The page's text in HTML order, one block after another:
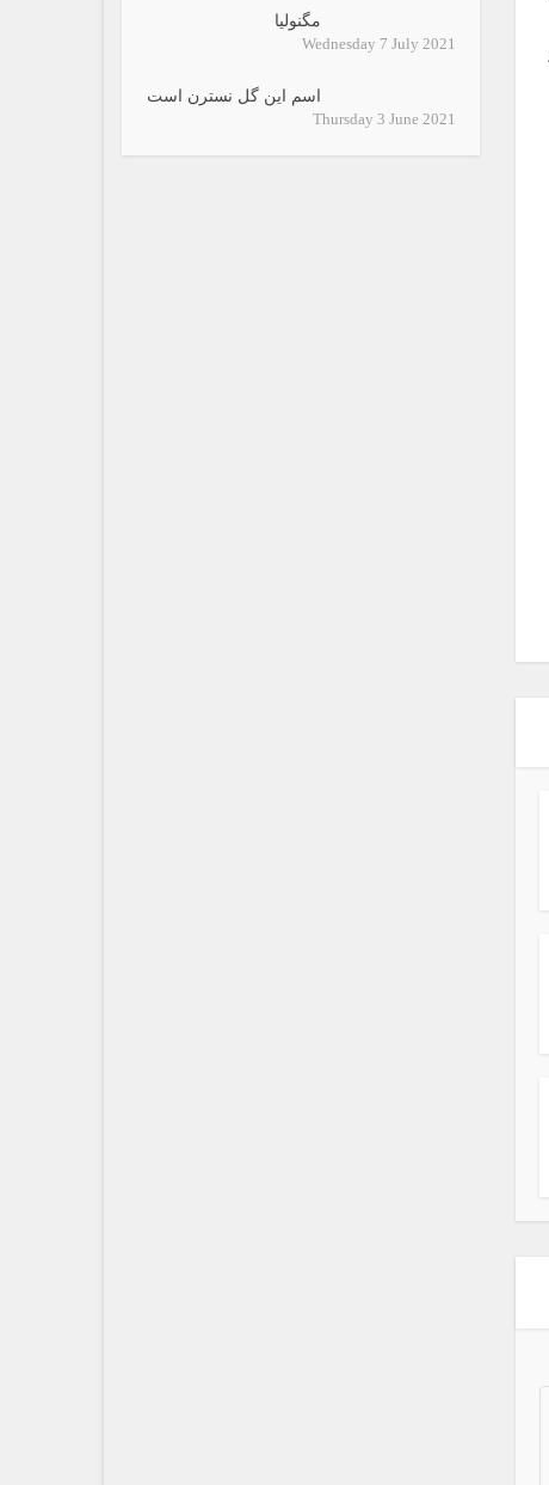
مگنولیا
Wednesday 7 July 2021
اسم این گل نسترن است
Thursday 3 June 2021